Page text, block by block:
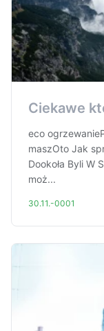
Ciekawe
eco
maszOto Jak
Dookoła Byli W
moż...
30.11.-0001